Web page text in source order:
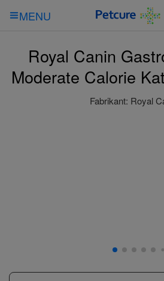
MENU
Royal Canin
Moderate Calorie
Fabrikant: Royal